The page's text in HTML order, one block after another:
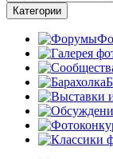
Категории